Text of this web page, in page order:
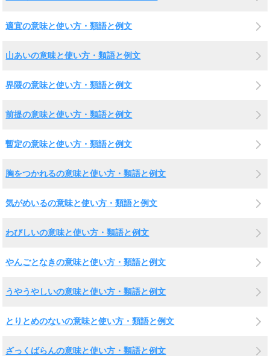
適宜の意味と使い方・類語と例文
山あいの意味と使い方・類語と例文
界隈の意味と使い方・類語と例文
前提の意味と使い方・類語と例文
暫定の意味と使い方・類語と例文
胸をつかれるの意味と使い方・類語と例文
気がめいるの意味と使い方・類語と例文
わびしいの意味と使い方・類語と例文
やんごとなきの意味と使い方・類語と例文
うやうやしいの意味と使い方・類語と例文
とりとめのないの意味と使い方・類語と例文
ざっくばらんの意味と使い方・類語と例文